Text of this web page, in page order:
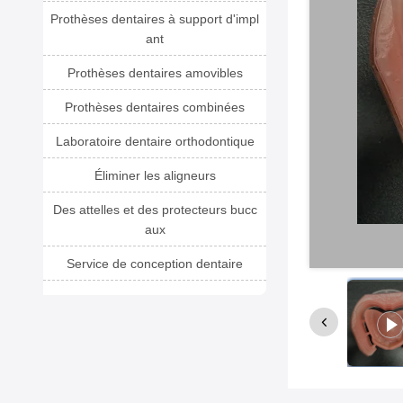
Prothèses dentaires à support d'impl
ant
Prothèses dentaires amovibles
Prothèses dentaires combinées
Laboratoire dentaire orthodontique
Éliminer les aligneurs
Des attelles et des protecteurs bucc
aux
Service de conception dentaire